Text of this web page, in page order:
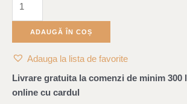
ADAUGĂ ÎN COȘ
Adauga la lista de favorite
Livrare gratuita la comenzi de minim 300
online cu cardul